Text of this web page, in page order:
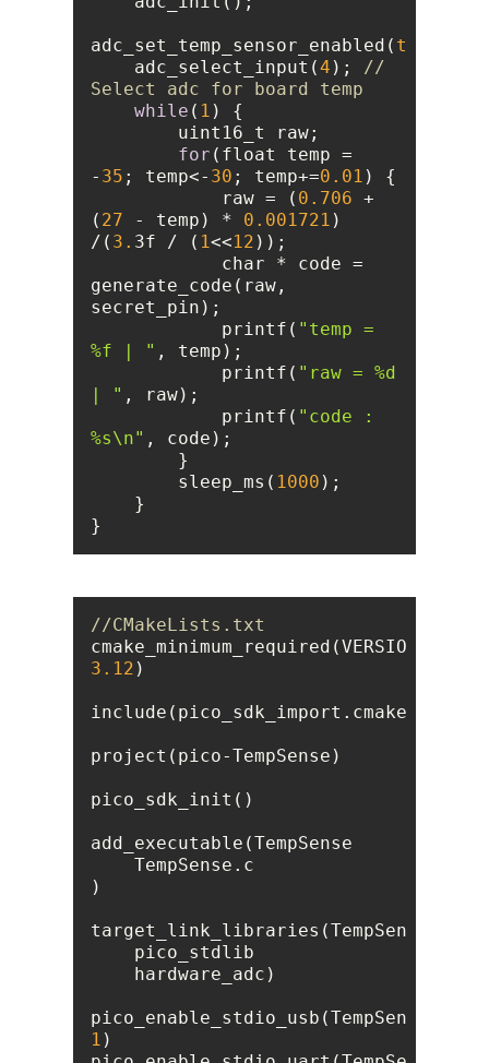
adc_set_temp_sensor_enabled( true
    adc_select_input(
4 ); //
Select adc for board temp
while ( 1
for (float temp =
- 35 ; temp<- 30 ; temp+=0.01
            raw = (
0.706 +
( 27 - temp) * 0.001721 )
/( 3. 3f / ( 1<<12
generate_code(raw,
            printf(
"temp =
%f | "
            printf(
"raw = %d
| "
            printf(
"code :
%s\n"
        sleep_ms(
1000
}
//CMakeLists.txt
3.12
1